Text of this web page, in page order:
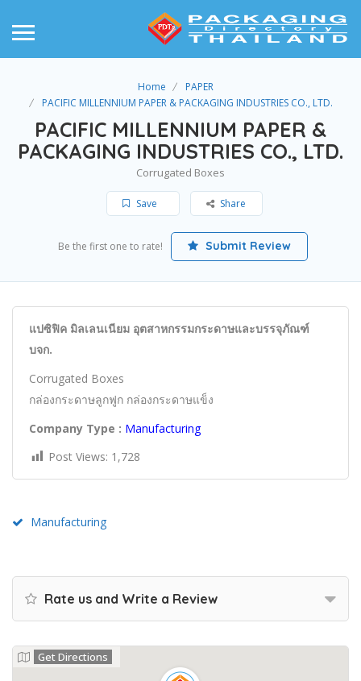
Home
PAPER
PACIFIC MILLENNIUM PAPER & PACKAGING INDUSTRIES CO., LTD.
PACIFIC MILLENNIUM PAPER &
PACKAGING INDUSTRIES CO., LTD.
Corrugated Boxes
Save Share
Be the first one to rate! Submit Review
แปซิฟิค มิลเลนเนียม อุตสาหกรรมกระดาษและบรรจุภัณฑ์
บจก.
Corrugated Boxes
กล่องกระดาษลูกฟูก กล่องกระดาษแข็ง
Company Type : Manufacturing
Post Views: 1,728
Manufacturing
Rate us and Write a Review
Get Directions